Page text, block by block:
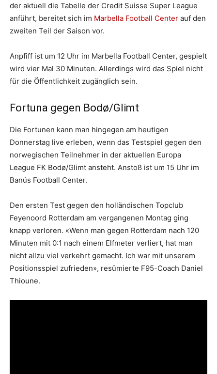
der aktuell die Tabelle der Credit Suisse Super League
anführt, bereitet sich im Marbella Football Center auf den
zweiten Teil der Saison vor.
Anpfiff ist um 12 Uhr im Marbella Football Center, gespielt
wird vier Mal 30 Minuten. Allerdings wird das Spiel nicht
für die Öffentlichkeit zugänglich sein.
Fortuna gegen Bodø/Glimt
Die Fortunen kann man hingegen am heutigen
Donnerstag live erleben, wenn das Testspiel gegen den
norwegischen Teilnehmer in der aktuellen Europa
League FK Bodø/Glimt ansteht. Anstoß ist um 15 Uhr im
Banús Football Center.
Den ersten Test gegen den holländischen Topclub
Feyenoord Rotterdam am vergangenen Montag ging
knapp verloren. «Wenn man gegen Rotterdam nach 120
Minuten mit 0:1 nach einem Elfmeter verliert, hat man
nicht allzu viel verkehrt gemacht. Ich war mit unserem
Positionsspiel zufrieden», resümierte F95-Coach Daniel
Thioune.